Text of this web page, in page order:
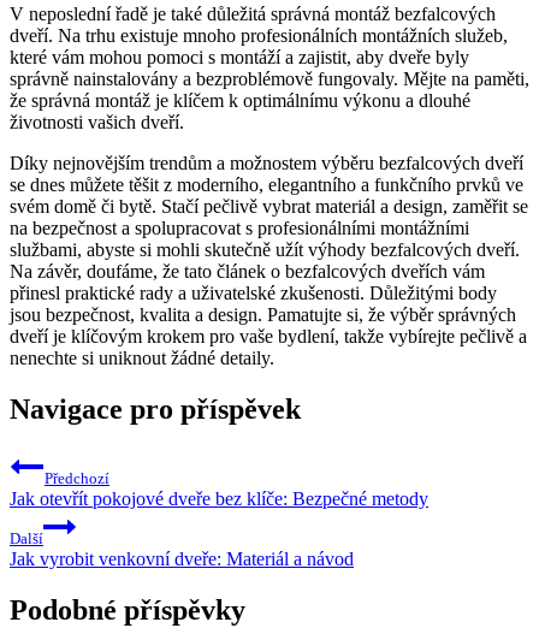
V neposlední řadě je také důležitá správná montáž bezfalcových
dveří. Na trhu existuje mnoho profesionálních montážních služeb,
které vám mohou pomoci s montáží a zajistit, aby dveře byly
správně nainstalovány a bezproblémově fungovaly. Mějte na paměti,
že správná montáž je klíčem k optimálnímu výkonu a dlouhé
životnosti vašich dveří.
Díky nejnovějším trendům a možnostem výběru bezfalcových dveří
se dnes můžete těšit z moderního, elegantního a funkčního prvků ve
svém domě či bytě. Stačí pečlivě vybrat materiál a design, zaměřit se
na bezpečnost a spolupracovat s profesionálními montážními
službami, abyste si mohli skutečně užít výhody bezfalcových dveří.
Na závěr, doufáme, že tato článek o bezfalcových dveřích vám
přinesl praktické rady a uživatelské zkušenosti. Důležitými body
jsou bezpečnost, kvalita a design. Pamatujte si, že výběr správných
dveří je klíčovým krokem pro vaše bydlení, takže vybírejte pečlivě a
nenechte si uniknout žádné detaily.
Navigace pro příspěvek
Předchozí
Jak otevřít pokojové dveře bez klíče: Bezpečné metody
Další
Jak vyrobit venkovní dveře: Materiál a návod
Podobné příspěvky